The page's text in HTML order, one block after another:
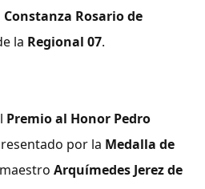
Rosario de
la Regional 07.
Premio al Honor Pedro
por la Medalla de
Arquímedes Jerez de